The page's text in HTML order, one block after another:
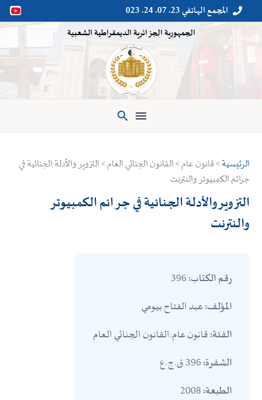

 المجمع الهاتفي 23. 07. 24. 023
الجمهورية الجزائرية الديمقراطية الشعبية

الرئيسية> قانون عام > القانون الجنائي العام > التزوير والأدلة الجنائية في
جرائم الكمبيوتر والنترنت
التزوير والأدلة الجنائية في جرائم الكمبيوتر
والنترنت
رقم الكتاب:
المؤلف:عبد الفتاح بيومي
الفئة:قانون عام:القانون الجنائي العام
الشفرة:
الطبعة: